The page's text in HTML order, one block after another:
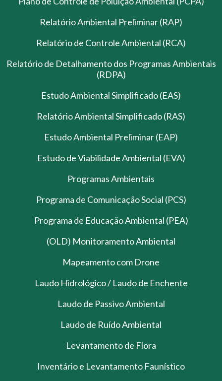
Relatório Ambiental Preliminar (RAP)
Relatório de Controle Ambiental (RCA)
Relatório de Detalhamento dos Programas Ambientais
(RDPA)
Estudo Ambiental Simplificado (EAS)
Relatório Ambiental Simplificado (RAS)
Estudo Ambiental Preliminar (EAP)
Estudo de Viabilidade Ambiental (EVA)
Programas Ambientais
Programa de Comunicação Social (PCS)
Programa de Educação Ambiental (PEA)
(OLD) Monitoramento Ambiental
Mapeamento com Drone
Laudo Hidrológico / Laudo de Enchente
Laudo de Passivo Ambiental
Laudo de Ruído Ambiental
Levantamento de Flora
Inventário e Levantamento Faunístico